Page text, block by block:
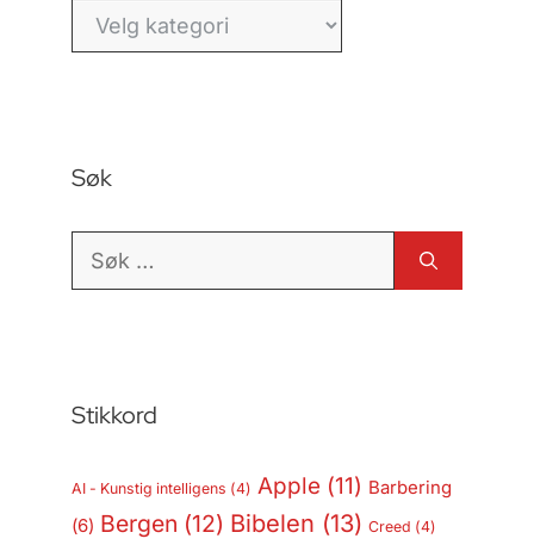
Kategorier
Søk
Søk
Stikkord
AI - Kunstig intelligens (4) Apple (11) Barbering
(6) Bergen (12) Bibelen (13) Creed (4)